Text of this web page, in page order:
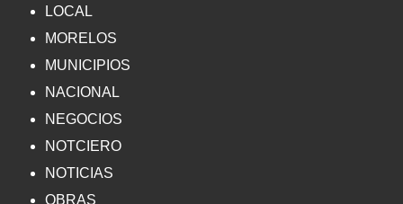
LOCAL
MORELOS
MUNICIPIOS
NACIONAL
NEGOCIOS
NOTCIERO
NOTICIAS
OBRAS